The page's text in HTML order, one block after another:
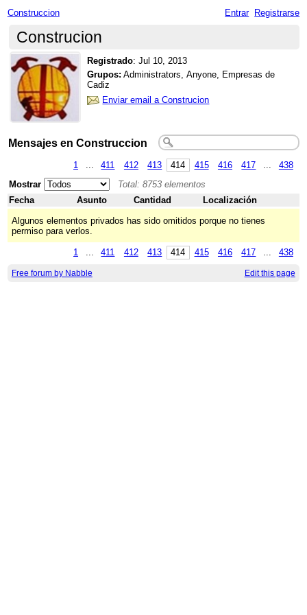
Construccion Entrar Registrarse
Construcion
Registrado:Jul 10, 2013
Grupos: Administrators, Anyone, Empresas de
Cadiz
Enviar email a Construcion
Mensajes en Construccion
1 411 412 413 414 415 416 417
438
Mostrar
Total: 8753 elementos
Fecha
Asunto Cantidad
Localización
Algunos elementos privados has sido omitidos porque no tienes
permiso para verlos.
1 ... 411 412 413 414 415 416 417 ... 438
Free forum by Nabble Edit this page